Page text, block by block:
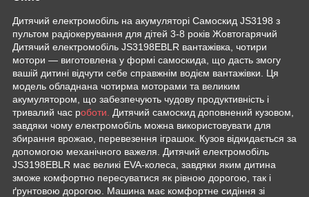
Дитячий електромобіль на акумуляторі Самоскид JS3198 з
пультом радіокерування для дітей 3-8 років Жовтогарячий
Дитячий електромобіль JS3198EBLR вантажівка, чотири
мотори — виготовлена у формі самоскида, що дасть змогу
вашій дитині відчути себе справжнім водієм вантажівки. Ця
модель обладнана чотирма моторами та великим
акумулятором, що забезпечують чудову продуктивність і
тривалий час роботи.
Дитячий самоскид доповнений кузовом,
завдяки чому електромобіль можна використовувати для
збирання врожаю, перевезення іграшок. Кузов відкидається за
допомогою механічного важеля. Дитячий електромобіль
JS3198EBLR має великі EVA-колеса, завдяки яким дитина
зможе комфортно пересуватися як рівною дорогою, так і
ґрунтовою дорогою. Машина має комфортне сидіння зі